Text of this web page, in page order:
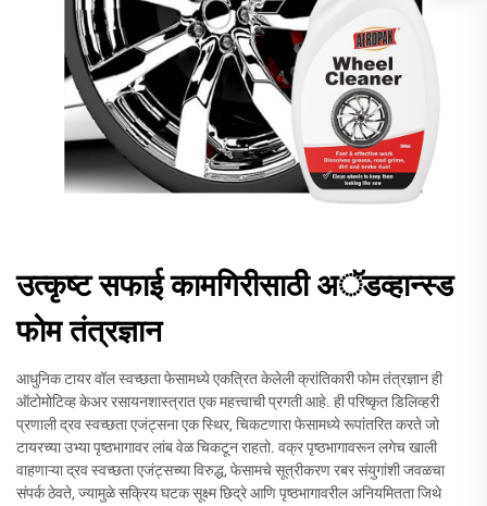
उत्कृष्ट सफाई कामगिरीसाठी अॅडव्हान्स्ड
फोम तंत्रज्ञान
आधुनिक टायर वॉल स्वच्छता फेसामध्ये एकत्रित केलेली क्रांतिकारी फोम तंत्रज्ञान ही
ऑटोमोटिव्ह केअर रसायनशास्त्रात एक महत्त्वाची प्रगती आहे. ही परिष्कृत डिलिव्हरी
प्रणाली द्रव स्वच्छता एजंट्सना एक स्थिर, चिकटणारा फेसामध्ये रूपांतरित करते जो
टायरच्या उभ्या पृष्ठभागावर लांब वेळ चिकटून राहतो. वक्र पृष्ठभागावरून लगेच खाली
वाहणाऱ्या द्रव स्वच्छता एजंट्सच्या विरुद्ध, फेसामचे सूत्रीकरण रबर संयुगांशी जवळचा
संपर्क ठेवते, ज्यामुळे सक्रिय घटक सूक्ष्म छिद्रे आणि पृष्ठभागावरील अनियमितता जिथे